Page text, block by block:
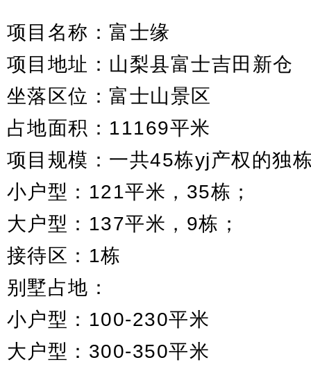
项目名称：富士缘
项目地址：山梨县富士吉田新仓
坐落区位：富士山景区
占地面积：11169平米
项目规模：一共45栋yj产权的独
小户型：121平米，35栋；
大户型：137平米，9栋；
接待区：1栋
别墅占地：
小户型：100-230平米
大户型：300-350平米